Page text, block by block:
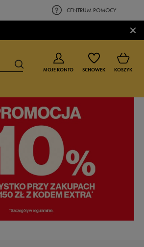
CENTRUM POMOCY
×
BUTY DLA DZIEWCZYNKI
0-4 lat
4-8 lat
9-16 lat
MOJE KONTO SCHOWEK KOSZYK